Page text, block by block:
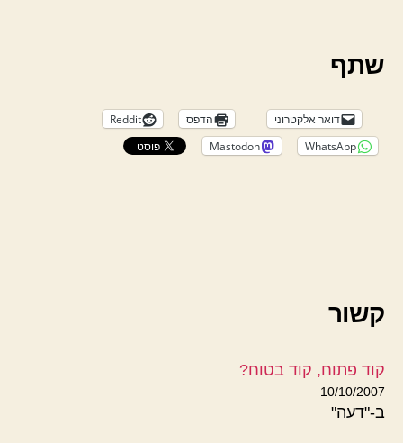
שתף
דואר אלקטרוני הדפס
Reddit
WhatsApp
Mastodon
קשור
קוד פתוח, קוד בטוח?
10/10/2007
ב-"דעה"